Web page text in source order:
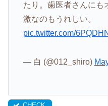
たり。歯医者さんにも
激なのもうれしい。
pic.twitter.com/
— 白 (@012_shiro)